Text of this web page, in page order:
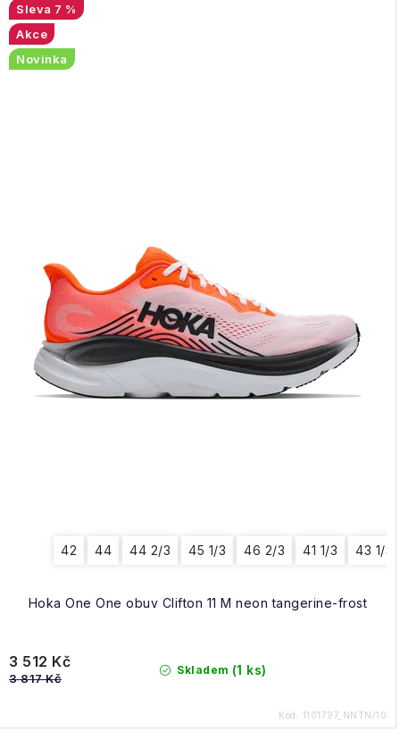
Hoka One One obuv Clifton 11 M neon tangerine-frost
7 %
Akce
Novinka
42 44 44 2/3 45 1/3 46 2/3 41 1/3 43 1/3
Skladem (1 ks)
3 512 Kč
3 817 Kč
Kód: 1101797_NNTN/10